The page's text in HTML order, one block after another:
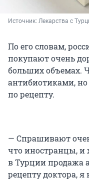
Источник: Лекарства с
По его словам,
покупают очень
больших объемах.
антибиотиками,
по рецепту.
— Спрашивают
что иностранцы, и
в Турции продажа
рецепту доктора, я